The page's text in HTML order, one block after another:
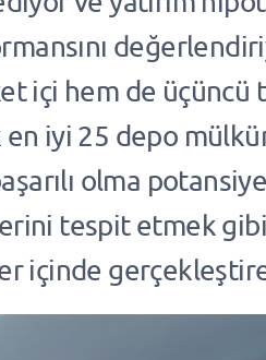
içi hem de
en iyi 25 depo
olma
tespit etmek
içinde